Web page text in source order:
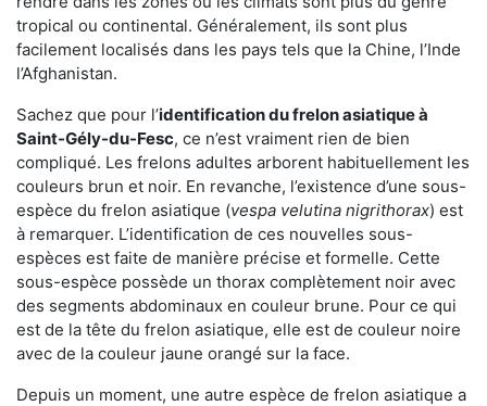
tropical ou continental. Généralement, ils sont plus
facilement localisés dans les pays tels que la Chine, l’Inde
l’Afghanistan.
Sachez que pour l’identification du frelon asiatiqueà
Saint-Gély-du-Fesc, ce n’est vraiment rien de bien
compliqué. Les frelons adultes arborent habituellement les
couleurs brun et noir. En revanche, l’existence d’une sous-
espèce du frelon asiatique (vespa velutina nigrithorax) est
à remarquer. L’identification de ces nouvelles sous-
espèces est faite de manière précise et formelle. Cette
sous-espèce possède un thorax complètement noir avec
des segments abdominaux en couleur brune. Pour ce qui
est de la tête du frelon asiatique, elle est de couleur noire
avec de la couleur jaune orangé sur la face.
Depuis un moment, une autre espèce de frelon asiatique a